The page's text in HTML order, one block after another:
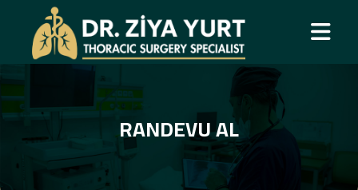
RANDEVU AL